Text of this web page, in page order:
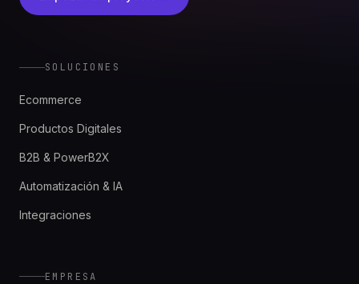
SOLUCIONES
Ecommerce
Productos Digitales
B2B & PowerB2X
Automatización & IA
Integraciones
EMPRESA